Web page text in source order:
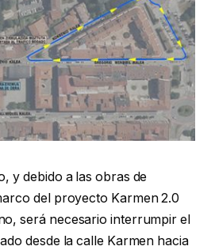
y debido a las obras de
del proyecto Karmen 2.0
será necesario interrumpir el
desde la calle Karmen hacia